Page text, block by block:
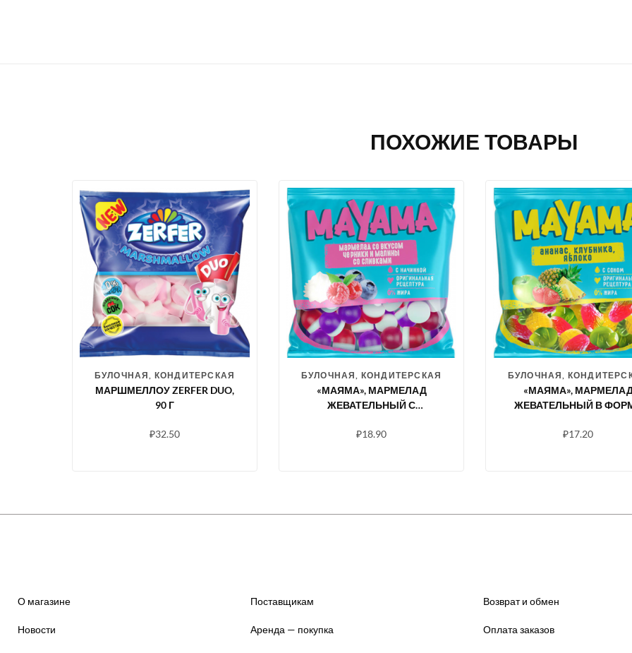
ПОХОЖИЕ ТОВАРЫ
БУЛОЧНАЯ, КОНДИТЕРСКАЯ
МАРШМЕЛЛОУ ZERFER DUO,
90 Г
₽32.50
БУЛОЧНАЯ, КОНДИТЕРСКАЯ
«МАЯМА», МАРМЕЛАД
ЖЕВАТЕЛЬНЫЙ С
ВКУСОМ ЧЕРНИКИ И
₽18.90
БУЛОЧНАЯ,
«МАЯМА»,
ЖЕВАТЕЛЬНЫЙ В
₽17.20
О магазине
Новости
Поставщикам
Аренда — покупка
Возврат и обмен
Оплата заказов